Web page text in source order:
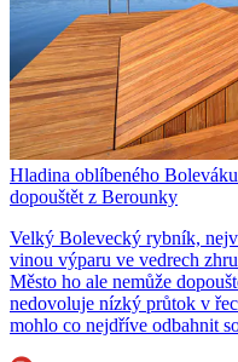
Hladina oblíbeného
dopouštět z Berounky
Velký Bolevecký rybník,
vinou výparu ve vedrech
Město ho ale nemůže
nedovoluje nízký průtok v
mohlo co nejdříve odbahnit